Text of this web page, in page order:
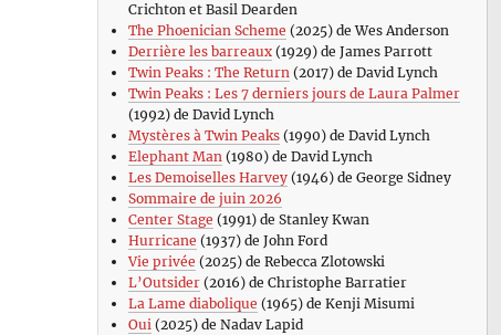
Crichton et Basil Dearden
The Phoenician Scheme (2025) de Wes Anderson
Derrière les barreaux(1929) de James Parrott
Twin Peaks : The Return(2017) de David Lynch
Twin Peaks : Les 7 derniers jours de Laura Palmer
(1992) de David Lynch
Mystères à Twin Peaks(1990) de David Lynch
Elephant Man(1980) de David Lynch
Les Demoiselles Harvey(1946) de George Sidney
Sommaire de juin 2026
Center Stage (1991) de Stanley Kwan
Hurricane (1937) de John Ford
Vie privée (2025) de Rebecca Zlotowski
L’Outsider(2016) de Christophe Barratier
La Lame diabolique (1965) de Kenji Misumi
Oui(2025) de Nadav Lapid